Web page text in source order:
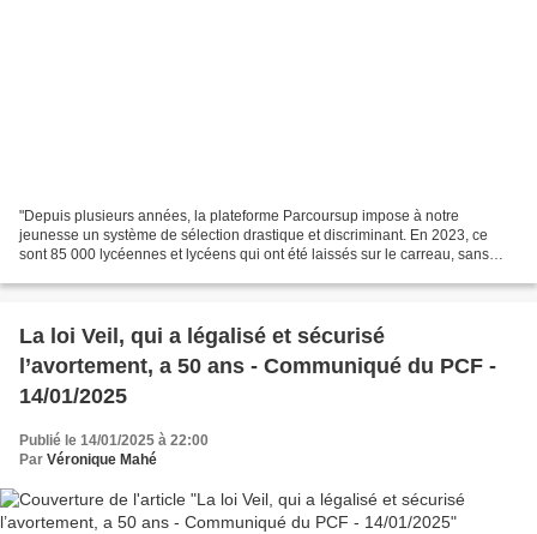
"Depuis plusieurs années, la plateforme Parcoursup impose à notre
jeunesse un système de sélection drastique et discriminant. En 2023, ce
sont 85 000 lycéennes et lycéens qui ont été laissés sur le carreau, sans
La loi Veil, qui a légalisé et sécurisé
l’avortement, a 50 ans - Communiqué du PCF -
14/01/2025
Publié le 14/01/2025 à 22:00
Par Véronique Mahé